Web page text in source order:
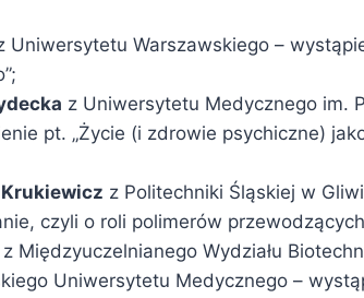
Uniwersytetu Warszawskiego –
z Uniwersytetu Medycznego im.
pt. „Życie (i zdrowie psychiczne)
z Politechniki Śląskiej w
czyli o roli polimerów
z Międzyuczelnianego Wydziału
Uniwersytetu Medycznego –